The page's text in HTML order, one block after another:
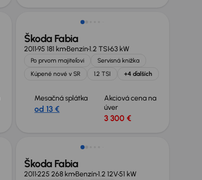
Škoda Fabia
201195 181 kmBenzín1.2 TSI63 kW
Po prvom majiteľovi
Servisná knižka
Kúpené nové v SR
1.2 TSI +4 ďalších
Mesačná splátka
od 13 €
Akciová cena na
úver
3 300 €
Škoda Fabia
2011225 268 kmBenzín1.2 12V51 kW